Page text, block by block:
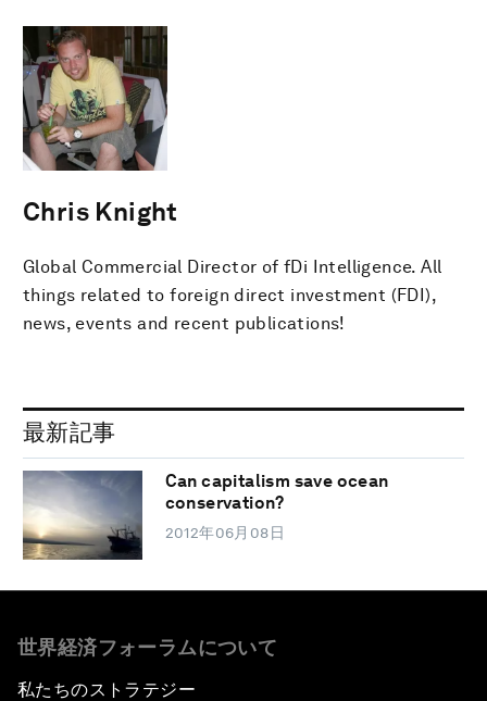
Chris Knight
Global Commercial Director of fDi Intelligence. All
things related to foreign direct investment (FDI),
news, events and recent publications!
最新記事
Can capitalism save ocean
conservation?
2012年06月08日
世界経済フォーラムについて
私たちのストラテジー